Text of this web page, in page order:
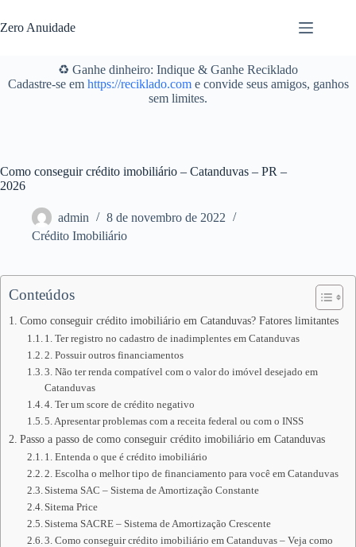
para
o
Zero Anuidade
♻️ Ganhe dinheiro: Indique & Ganhe Reciklado
Cadastre-se em https://reciklado.come convide seus amigos, ganhos
sem limites.
Como conseguir crédito imobiliário – Catanduvas – PR –
2026
admin
8 de novembro de 2022
Crédito Imobiliário
Conteúdos
Como conseguir crédito imobiliário em Catanduvas? Fatores limitantes
1. Ter registro no cadastro de inadimplentes em Catanduvas
2. Possuir outros financiamentos
3. Não ter renda compatível com o valor do imóvel desejado em
Catanduvas
4. Ter um score de crédito negativo
5. Apresentar problemas com a receita federal ou com o INSS
Passo a passo de como conseguir crédito imobiliário em Catanduvas
1. Entenda o que é crédito imobiliário
2. Escolha o melhor tipo de financiamento para você em Catanduvas
Sistema SAC – Sistema de Amortização Constante
Sitema Price
Sistema SACRE – Sistema de Amortização Crescente
3. Como conseguir crédito imobiliário em Catanduvas – Veja como